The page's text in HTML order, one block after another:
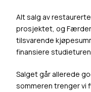
Alt salg av
prosjektet, og
tilsvarende
finansiere
Salget går allerede
sommeren trenger vi